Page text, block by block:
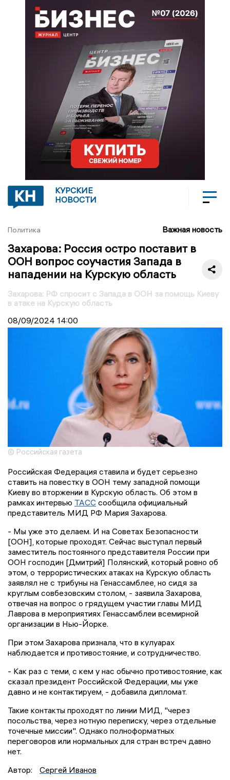
КУРСКИЕ
НОВОСТИ
Политика Важная новость
Захарова: Россия остро поставит в
ООН вопрос соучастия Запада в
нападении на Курскую область
Захарова: РФ спросит с Запада в ООН за помощь Киеву
в атаке на Курскую область
08/09/2024 14:00
© Российская газета
Российская Федерация ставила и будет серьезно
ставить на повестку в ООН тему западной помощи
Киеву во вторжении в Курскую область. Об этом в
рамках интервью ТАСС сообщила официальный
представитель МИД РФ Мария Захарова.
- Мы уже это делаем. И на Советах Безопасности
[ООН], которые проходят. Сейчас выступал первый
заместитель постоянного представителя России при
ООН господин [Дмитрий] Полянский, который ровно об
этом, о террористических атаках на Курскую область
заявлял не с трибуны на Генассамблее, но сидя за
круглым совбезовским столом, - заявила Захарова,
отвечая на вопрос о грядущем участии главы МИД
Лаврова в мероприятиях Генассамблеи всемирной
организации в Нью-Йорке.
При этом Захарова признала, что в кулуарах
наблюдается и противостояние, и сотрудничество.
- Как раз с теми, с кем у нас обычно противостояние, как
сказал президент Российской Федерации, мы уже
давно и не контактируем, - добавила дипломат.
Такие контакты проходят по линии МИД, "через
посольства, через нотную переписку, через отдельные
точечные миссии". Однако полноформатных
переговоров или нормальных для стран встреч давно
нет.
Автор:
Сергей Иванов